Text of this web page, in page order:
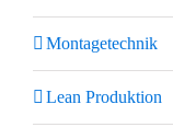
Montagetechnik
Lean Produktion